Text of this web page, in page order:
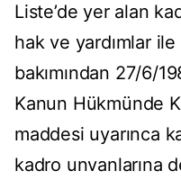
Liste’de yer alan
hak ve yardımlar
bakımından 27/6/
Kanun Hükmünde
maddesi uyarınca
kadro unvanlarına